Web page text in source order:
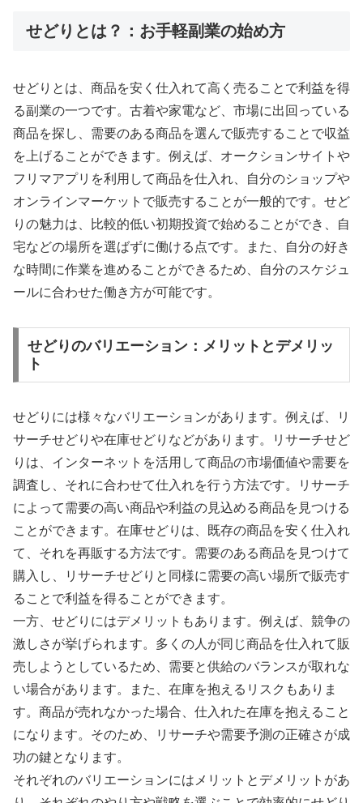
せどりとは？：お手軽副業の始め方
せどりとは、商品を安く仕入れて高く売ることで利益を得
る副業の一つです。古着や家電など、市場に出回っている
商品を探し、需要のある商品を選んで販売することで収益
を上げることができます。例えば、オークションサイトや
フリマアプリを利用して商品を仕入れ、自分のショップや
オンラインマーケットで販売することが一般的です。せど
りの魅力は、比較的低い初期投資で始めることができ、自
宅などの場所を選ばずに働ける点です。また、自分の好き
な時間に作業を進めることができるため、自分のスケジュ
ールに合わせた働き方が可能です。
せどりのバリエーション：メリットとデメリッ
ト
せどりには様々なバリエーションがあります。例えば、リ
サーチせどりや在庫せどりなどがあります。リサーチせど
りは、インターネットを活用して商品の市場価値や需要を
調査し、それに合わせて仕入れを行う方法です。リサーチ
によって需要の高い商品や利益の見込める商品を見つける
ことができます。在庫せどりは、既存の商品を安く仕入れ
て、それを再販する方法です。需要のある商品を見つけて
購入し、リサーチせどりと同様に需要の高い場所で販売す
ることで利益を得ることができます。
一方、せどりにはデメリットもあります。例えば、競争の
激しさが挙げられます。多くの人が同じ商品を仕入れて販
売しようとしているため、需要と供給のバランスが取れな
い場合があります。また、在庫を抱えるリスクもありま
す。商品が売れなかった場合、仕入れた在庫を抱えること
になります。そのため、リサーチや需要予測の正確さが成
功の鍵となります。
それぞれのバリエーションにはメリットとデメリットがあ